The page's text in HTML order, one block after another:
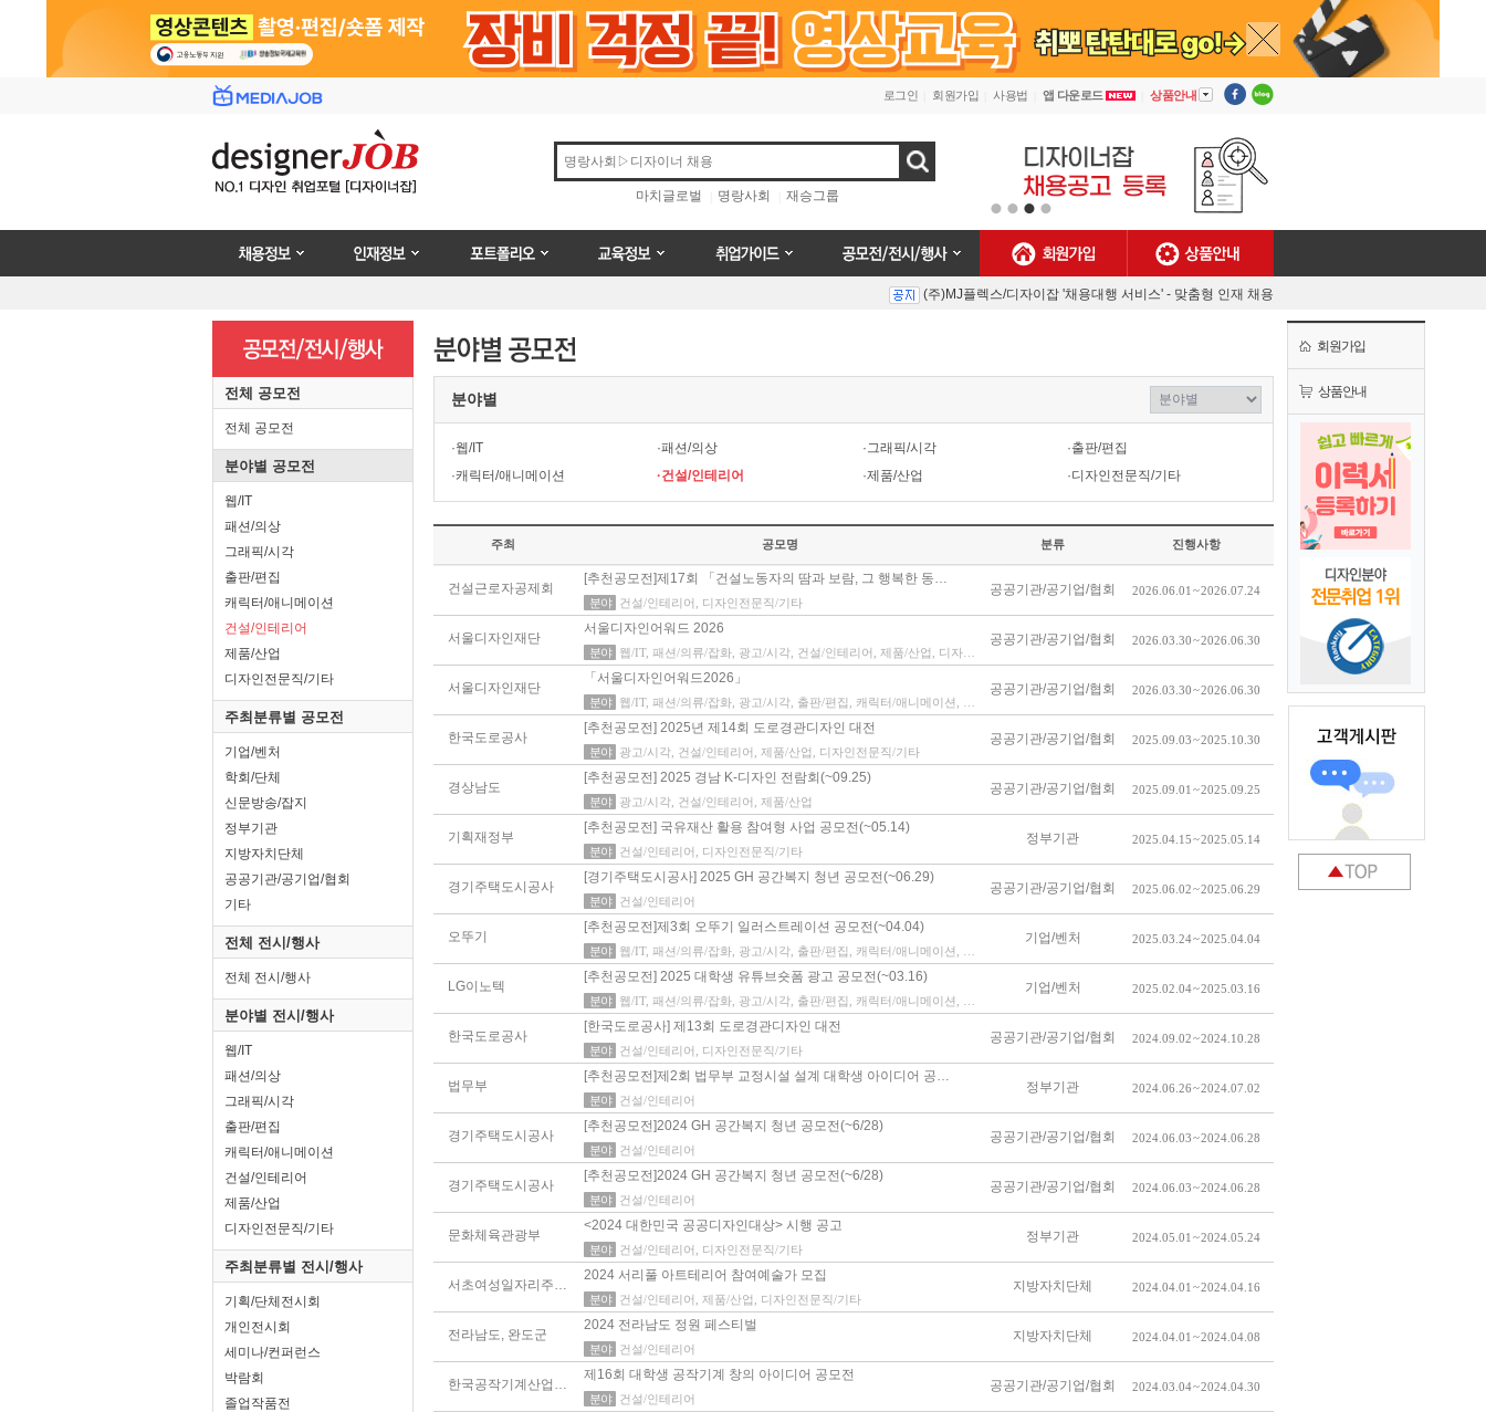
로그인 회원가입 사용법 앱 다운로드 상품안내 ▼
검색
마치글로벌 명랑사회 재승그룹
[안내] 디자이너잡 사용법
(주)MJ플렉스/디자이잡 '채용대행 서비스' - 맞춤형 인재 채용
[안내] 디자이너잡 사용법
(주)MJ플렉스/디자이잡 '채용대행 서비스' - 맞춤형 인재 채용
전체 공모전
전체 공모전
분야별 공모전
웹/IT
패션/의상
그래픽/시각
출판/편집
캐릭터/애니메이션
건설/인테리어
제품/산업
디자인전문직/기타
주최분류별 공모전
기업/벤처
학회/단체
신문방송/잡지
정부기관
지방자치단체
공공기관/공기업/협회
기타
전체 전시/행사
전체 전시/행사
분야별 전시/행사
웹/IT
패션/의상
그래픽/시각
출판/편집
캐릭터/애니메이션
건설/인테리어
제품/산업
디자인전문직/기타
주최분류별 전시/행사
기획/단체전시회
개인전시회
세미나/컨퍼런스
박람회
졸업작품전
분야별
·웹/IT ·패션/의상 ·그래픽/시각
·출판/편집
·캐릭터/애니메이션
·건설/인테리어 ·제품/산업 ·디자인전문직/기타
주최 공모명 분류 진행사항
건설근로자공제회
[추천공모전]제17회 「건설노동자의 땀과 보람, 그 행복한 동…
분야 건설/인테리어, 디자인전문직/기타
공공기관/공기업/협회 2026.06.01 ~ 2026.07.24
서울디자인재단
서울디자인어워드 2026
분야 웹/IT, 패션/의류/잡화, 광고/시각, 건설/인테리어, 제품/산업, 디자인전문직/기타
공공기관/공기업/협회 2026.03.30 ~ 2026.06.30
서울디자인재단
「서울디자인어워드2026」
분야 웹/IT, 패션/의류/잡화, 광고/시각, 출판/편집, 캐릭터/애니메이션, 건설/인테리어, 제품/산업, 디자인전문직/기타
공공기관/공기업/협회 2026.03.30 ~ 2026.06.30
한국도로공사
[추천공모전] 2025년 제14회 도로경관디자인 대전
분야 광고/시각, 건설/인테리어, 제품/산업, 디자인전문직/기타
공공기관/공기업/협회 2025.09.03 ~ 2025.10.30
경상남도
[추천공모전] 2025 경남 K-디자인 전람회(~09.25)
분야 광고/시각, 건설/인테리어, 제품/산업
공공기관/공기업/협회 2025.09.01 ~ 2025.09.25
기획재정부
[추천공모전] 국유재산 활용 참여형 사업 공모전(~05.14)
분야 건설/인테리어, 디자인전문직/기타
정부기관 2025.04.15 ~ 2025.05.14
경기주택도시공사
[경기주택도시공사] 2025 GH 공간복지 청년 공모전(~06.29)
분야 건설/인테리어
공공기관/공기업/협회 2025.06.02 ~ 2025.06.29
오뚜기
[추천공모전]제3회 오뚜기 일러스트레이션 공모전(~04.04)
분야 웹/IT, 패션/의류/잡화, 광고/시각, 출판/편집, 캐릭터/애니메이션, 건설/인테리어, 제품/산업, 디자인전문직/기타
기업/벤처 2025.03.24 ~ 2025.04.04
LG이노텍
[추천공모전] 2025 대학생 유튜브숏폼 광고 공모전(~03.16)
분야 웹/IT, 패션/의류/잡화, 광고/시각, 출판/편집, 캐릭터/애니메이션, 건설/인테리어, 제품/산업, 디자인전문직/기타
기업/벤처 2025.02.04 ~ 2025.03.16
한국도로공사
[한국도로공사] 제13회 도로경관디자인 대전
분야 건설/인테리어, 디자인전문직/기타
공공기관/공기업/협회 2024.09.02 ~ 2024.10.28
법무부
[추천공모전]제2회 법무부 교정시설 설계 대학생 아이디어 공…
분야 건설/인테리어
정부기관 2024.06.26 ~ 2024.07.02
경기주택도시공사
[추천공모전]2024 GH 공간복지 청년 공모전(~6/28)
분야 건설/인테리어
공공기관/공기업/협회 2024.06.03 ~ 2024.06.28
경기주택도시공사
[추천공모전]2024 GH 공간복지 청년 공모전(~6/28)
분야 건설/인테리어
공공기관/공기업/협회 2024.06.03 ~ 2024.06.28
문화체육관광부
<2024 대한민국 공공디자인대상> 시행 공고
분야 건설/인테리어, 디자인전문직/기타
정부기관 2024.05.01 ~ 2024.05.24
서초여성일자리주식회사
2024 서리풀 아트테리어 참여예술가 모집
분야 건설/인테리어, 제품/산업, 디자인전문직/기타
지방자치단체 2024.04.01 ~ 2024.04.16
전라남도, 완도군
2024 전라남도 정원 페스티벌
분야 건설/인테리어
지방자치단체 2024.04.01 ~ 2024.04.08
한국공작기계산업협회
제16회 대학생 공작기계 창의 아이디어 공모전
분야 건설/인테리어
공공기관/공기업/협회 2024.03.04 ~ 2024.04.30
회원가입
상품안내